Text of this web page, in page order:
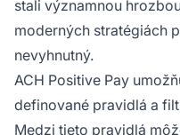
stali významnou
moderných stratégiách
nevyhnutný.
ACH Positive Pay
definované pravidlá a
Medzi tieto pravidlá